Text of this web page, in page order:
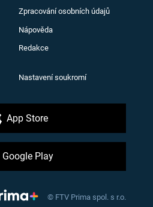
Zpracování osobních údajů
Nápověda
Redakce
Nastavení soukromí
App Store
Google Play
© FTV Prima spol. s r.o.